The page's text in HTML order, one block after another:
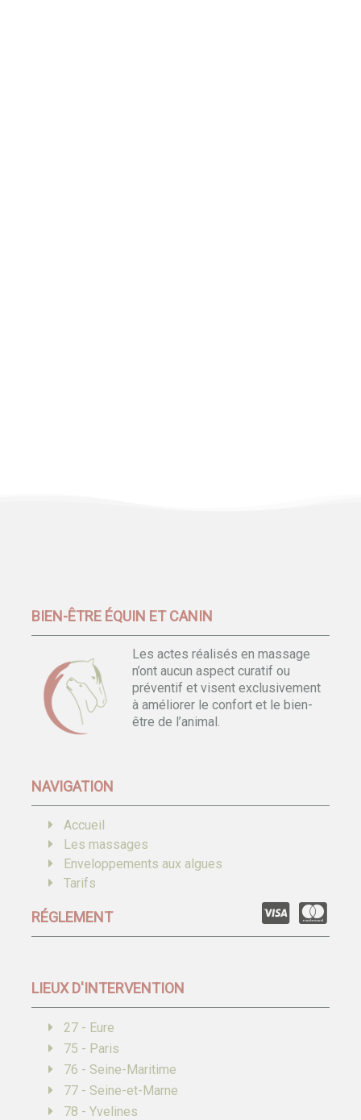
BIEN-ÊTRE ÉQUIN ET CANIN
Les actes réalisés en massage
n’ont aucun aspect curatif ou
préventif et visent exclusivement
à améliorer le confort et le bien-
être de l’animal.
NAVIGATION
Accueil
Les massages
Enveloppements aux algues
Tarifs
RÉGLEMENT
LIEUX D'INTERVENTION
27 - Eure
75 - Paris
76 - Seine-Maritime
77 - Seine-et-Marne
78 - Yvelines